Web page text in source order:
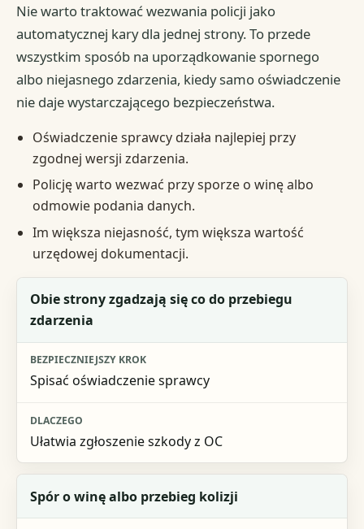
Nie warto traktować wezwania policji jako
automatycznej kary dla jednej strony. To przede
wszystkim sposób na uporządkowanie spornego
albo niejasnego zdarzenia, kiedy samo oświadczenie
nie daje wystarczającego bezpieczeństwa.
Oświadczenie sprawcy działa najlepiej przy
zgodnej wersji zdarzenia.
Policję warto wezwać przy sporze o winę albo
odmowie podania danych.
Im większa niejasność, tym większa wartość
urzędowej dokumentacji.
Sytuacja
Dlaczego
Obie strony zgadzają się co do przebiegu
zdarzenia
Spisać oświadczenie sprawcy
Ułatwia zgłoszenie szkody z OC
Spór o winę albo przebieg kolizji